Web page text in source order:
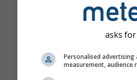
asks
Personalised
measurement, audience